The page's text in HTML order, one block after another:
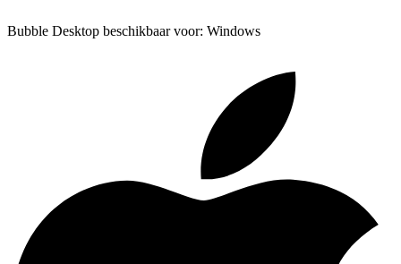
Bubble Desktop beschikbaar voor: Windows